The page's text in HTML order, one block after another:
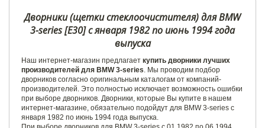
Дворники (щетки стеклоочистителя) для BMW
3-series [E30] с января 1982 по июнь 1994 года
выпуска
Наш интернет-магазин предлагает купить дворники лучших
производителей для BMW 3-series. Мы проводим подбор
дворников согласно оригинальным каталогам от компаний-
производителей. Это полностью исключает возможность ошибки
при выборе дворников. Дворники, которые Вы купите в нашем
интернет-магазине, обязательно подойдут для BMW 3-series с
января 1982 по июнь 1994 года выпуска.